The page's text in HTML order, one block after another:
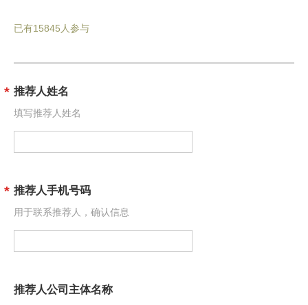
已有15845人参与
推荐人姓名
填写推荐人姓名
推荐人手机号码
用于联系推荐人，确认信息
推荐人公司主体名称